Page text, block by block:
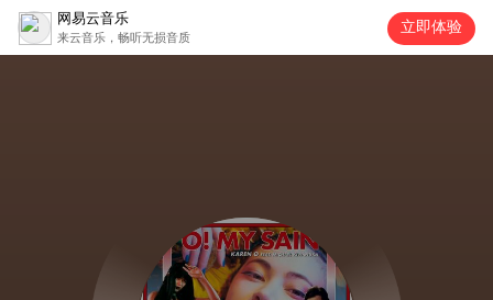
网易云音乐
来云音乐，畅听无损音质
立即体验